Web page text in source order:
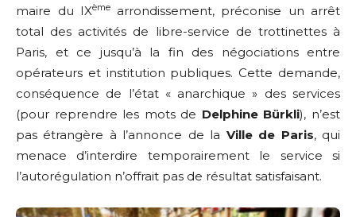
maire du IXème
arrondissement, préconise un arrêt
total des activités de libre-service de trottinettes à
Paris, et ce jusqu’à la fin des négociations entre
opérateurs et institution publiques. Cette demande,
conséquence de l’état « anarchique » des services
(pour reprendre les mots de Delphine Bürkli), n’est
pas étrangère à l’annonce de la Ville de Paris, qui
menace d’interdire temporairement le service si
l’autorégulation n’offrait pas de résultat satisfaisant.